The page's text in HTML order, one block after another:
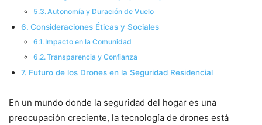
Autonomía y Duración de Vuelo
Consideraciones Éticas y Sociales
Impacto en la Comunidad
Transparencia y Confianza
Futuro de los Drones en la Seguridad Residencial
En un mundo donde la seguridad del hogar es una
preocupación creciente, la tecnología de drones está